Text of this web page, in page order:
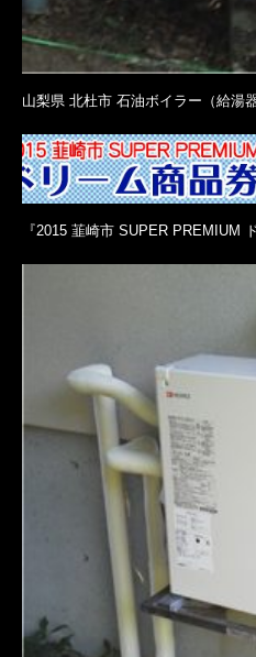
山梨県 北杜市 石油ボイラー（給湯
『2015 韮崎市 SUPER PREMIUM